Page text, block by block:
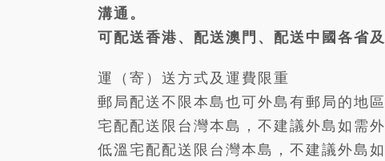
溝通。
可配送香港、配送澳門、配送中國各省
運（寄）送方式及運費限重
郵局配送不限本島也可外島有郵局的地
宅配配送限台灣本島，不建議外島如需
低溫宅配配送限台灣本島，不建議外島